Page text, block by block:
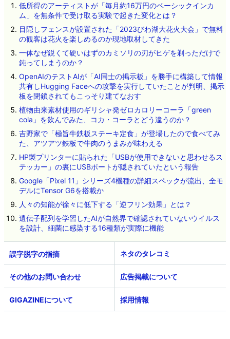
低所得のアーティストが「毎月約16万円のベーシックインカ
ム」を無条件で受け取る実験で起きた変化とは？
目隠しフェンスが設置された「2023びわ湖大花火大会」で無料
の観客は花火を楽しめるのか現地取材してきた
一体なぜ鋭くて硬いはずのカミソリの刃がヒゲを剃っただけで
鈍ってしまうのか？
OpenAIのテストAIが「AI同士の掲示板」を勝手に構築して情報
共有しHugging Faceへの攻撃を実行していたことが判明、掲示
板を閉鎖されてもこっそり建てなおす
植物由来素材使用のギリシャ発ゼロカロリーコーラ「green
cola」を飲んでみた、コカ・コーラとどう違うのか？
吉野家で「極旨牛鉄板ステーキ定食」が登場したので食べてみ
た、アツアツ鉄板で牛肉のうまみが味わえる
HP製プリンターに貼られた「USBが使用できないと思わせるス
テッカー」の裏にUSBポートが隠されていたという報告
Google「Pixel 11」シリーズ4機種の詳細スペックが流出、全モ
デルにTensor G6を搭載か
人々の知能が徐々に低下する「逆フリン効果」とは？
遺伝子配列を学習したAIが自然界で確認されていないウイルス
を設計、細菌に感染する16種類が実際に機能
ネタのタレコミ
その他のお問い合わせ 広告掲載について
GIGAZINEについて 採用情報